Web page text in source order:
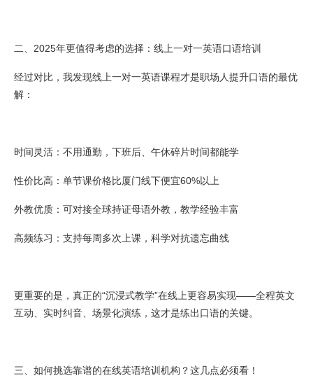
二、2025年更值得考虑的选择：线上一对一英语口语培训
经过对比，我发现线上一对一英语课程才是职场人提升口语的最优
解：
时间灵活：不用通勤，下班后、午休碎片时间都能学
性价比高：单节课价格比厦门线下便宜60%以上
外教优质：可对接全球持证母语外教，教学经验丰富
高频练习：支持每周多次上课，科学对抗遗忘曲线
更重要的是，真正的“沉浸式教学”在线上更容易实现——全程英文
互动、实时纠音、场景化演练，这才是练出口语的关键。
三、如何挑选靠谱的在线英语培训机构？这几点必须看！